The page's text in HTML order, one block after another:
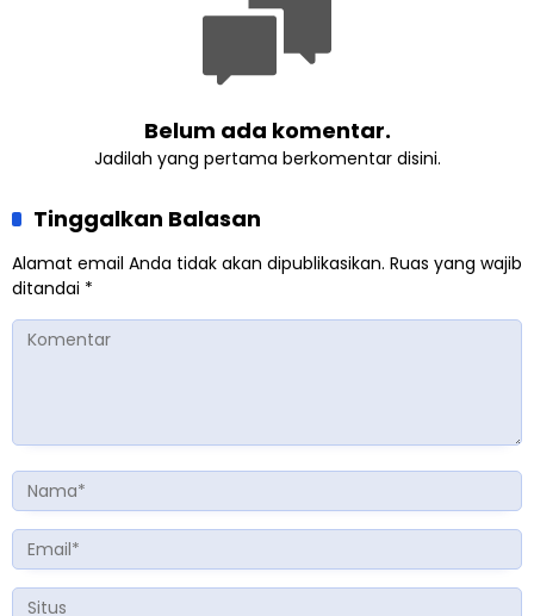
Belum ada komentar.
Jadilah yang pertama berkomentar disini.
Tinggalkan Balasan
Alamat email Anda tidak akan dipublikasikan. Ruas yang wajib
ditandai *